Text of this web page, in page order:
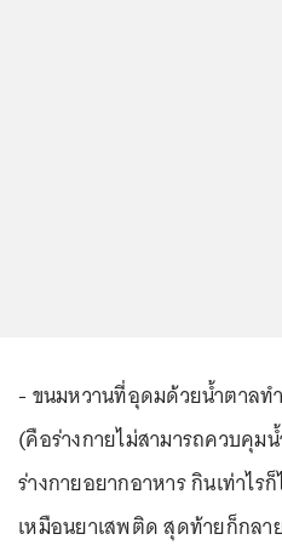
- ขนมหวานที่อุดมด้วยน้ำตาลท
(คือร่างกายไม่สามารถควบคุม
ร่างกายอยากอาหาร กินเท่าไร
เหมือนยาเสพติด สุดท้ายก็กลา